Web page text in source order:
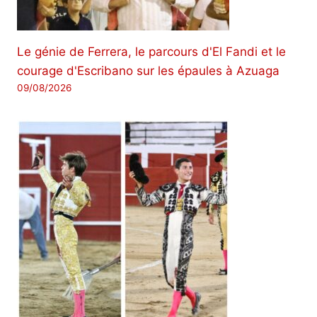
Le génie de Ferrera, le parcours d'El Fandi et le
courage d'Escribano sur les épaules à Azuaga
09/08/2026